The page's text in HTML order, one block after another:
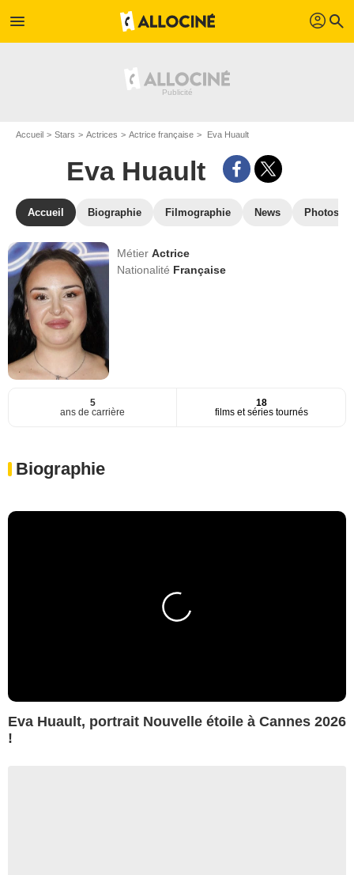
menu profil search
Accueil Stars Actrices Actrice française Eva Huault
Eva Huault
Accueil Biographie Filmographie News Photos
MétierActrice
Nationalité Française
5
ans de carrière
18
films et séries tournés
Biographie
Eva Huault, portrait Nouvelle étoile à Cannes 2026
!